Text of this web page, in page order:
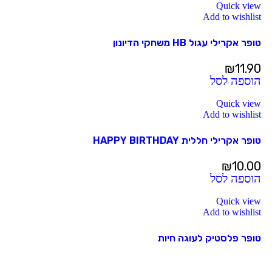
Quick view
Add to wishlist
טופר אקרילי עגול HB משחקי הדיונון
₪11.90
הוספה לסל
Quick view
Add to wishlist
טופר אקרילי חללית HAPPY BIRTHDAY
₪10.00
הוספה לסל
Quick view
Add to wishlist
טופר פלסטיק לעוגה חיות